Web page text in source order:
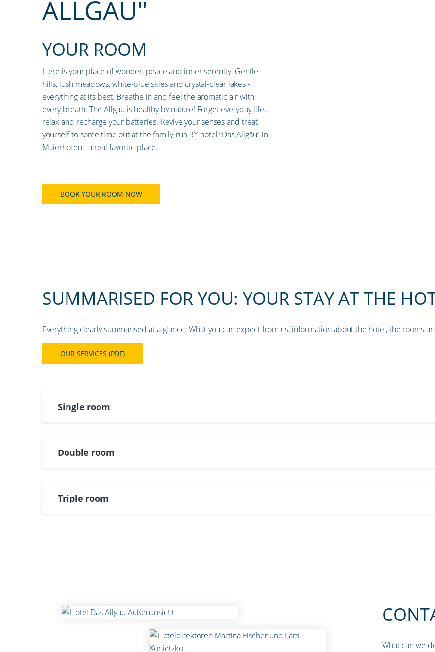
ALLGÄU"
YOUR ROOM
Here is your place of wonder, peace and inner serenity. Gentle
hills, lush meadows, white-blue skies and crystal-clear lakes -
everything at its best. Breathe in and feel the aromatic air with
every breath. The Allgäu is healthy by nature! Forget everyday life,
relax and recharge your batteries. Revive your senses and treat
yourself to some time out at the family-run 3* hotel “Das Allgäu” in
Maierhöfen - a real favorite place.
BOOK YOUR ROOM NOW
SUMMARISED FOR YOU: YOUR STAY AT THE
Everything clearly summarised at a glance: What you can expect from us, information about the hotel, the rooms
OUR SERVICES (PDF)
Single room
Double room
Triple room
What can we